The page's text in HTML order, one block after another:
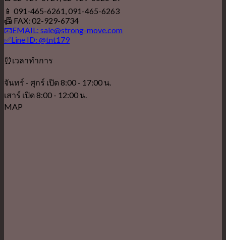
📱 091-465-6261, 091-465-6263
📠 FAX: 02-929-6734
📧EMAIL: sale@strong-move.com
✅Line ID: @tnt179
⏰เวลาทำการ
จันทร์ - ศุกร์ เปิด 8:00 - 17:00 น.
เสาร์ เปิด 8:00 - 12:00 น.
MAP